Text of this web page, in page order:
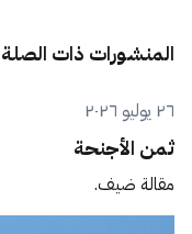
المنشورات ذات الصلة
٢٦ يوليو ٢٠٢٦
ثمن الأجنحة
مقالة ضيف.